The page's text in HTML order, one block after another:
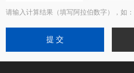
请输入计算结果（填写阿拉伯数字），如